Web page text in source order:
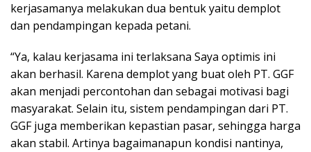
kerjasamanya melakukan dua bentuk yaitu demplot
dan pendampingan kepada petani.
“Ya, kalau kerjasama ini terlaksana Saya optimis ini
akan berhasil. Karena demplot yang buat oleh PT. GGF
akan menjadi percontohan dan sebagai motivasi bagi
masyarakat. Selain itu, sistem pendampingan dari PT.
GGF juga memberikan kepastian pasar, sehingga harga
akan stabil. Artinya bagaimanapun kondisi nantinya,